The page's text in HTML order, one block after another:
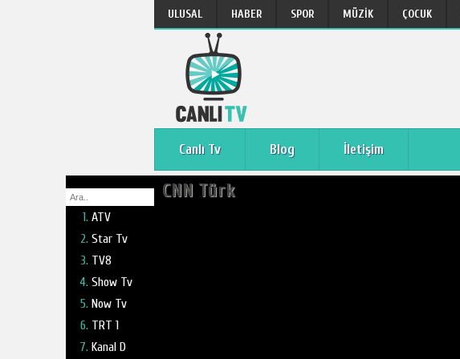
ULUSAL HABER SPOR MÜZIK ÇOCUK
Canlı Tv Blog İletişim
ATV
Star Tv
TV8
Show Tv
Now Tv
TRT 1
Kanal D
CNN Türk